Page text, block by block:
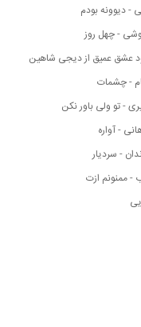
- دیوونه بودم
- چهل روز
عشق عمیق از دیجی شاهین
- چشمات
- تو ولی باور نکن
- آواره
- سردیار
- ممنونم ازت